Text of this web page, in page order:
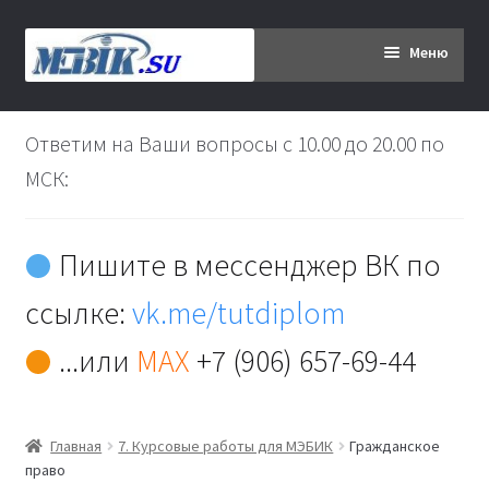
Перейти
к
Перейти
к
Меню
Главная
Дипломникам
Контакты
Ответим на Ваши вопросы с 10.00 до 20.00 по
МСК:
Пишите в мессенджер ВК по
ссылке:vk.me/tutdiplom
...или MAX +7 (906) 657-69-44
Главная 7. Курсовые работы для МЭБИК
Гражданское
право